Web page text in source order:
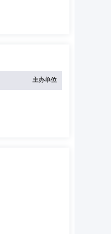
主办单位